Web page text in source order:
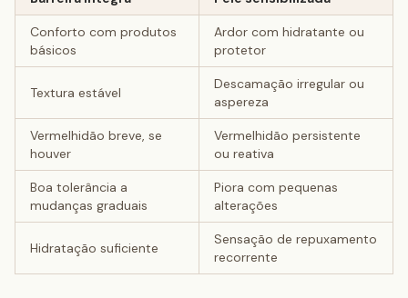
Conforto com produtos
básicos
Ardor com hidratante ou
protetor
Textura estável
Descamação irregular ou
aspereza
Vermelhidão breve, se
houver
Vermelhidão persistente
ou reativa
Boa tolerância a
mudanças graduais
Piora com pequenas
alterações
Hidratação suficiente
Sensação de repuxamento
recorrente